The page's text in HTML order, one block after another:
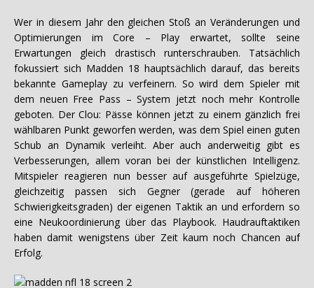
Wer in diesem Jahr den gleichen Stoß an Veränderungen und
Optimierungen im Core – Play erwartet, sollte seine
Erwartungen gleich drastisch runterschrauben. Tatsächlich
fokussiert sich Madden 18 hauptsächlich darauf, das bereits
bekannte Gameplay zu verfeinern. So wird dem Spieler mit
dem neuen Free Pass – System jetzt noch mehr Kontrolle
geboten. Der Clou: Pässe können jetzt zu einem gänzlich frei
wählbaren Punkt geworfen werden, was dem Spiel einen guten
Schub an Dynamik verleiht. Aber auch anderweitig gibt es
Verbesserungen, allem voran bei der künstlichen Intelligenz.
Mitspieler reagieren nun besser auf ausgeführte Spielzüge,
gleichzeitig passen sich Gegner (gerade auf höheren
Schwierigkeitsgraden) der eigenen Taktik an und erfordern so
eine Neukoordinierung über das Playbook. Haudrauftaktiken
haben damit wenigstens über Zeit kaum noch Chancen auf
Erfolg.